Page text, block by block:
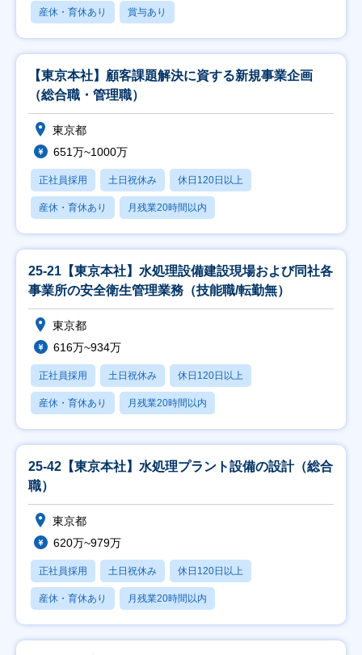
産休・育休あり 賞与あり
【東京本社】顧客課題解決に資する新規事業企画
（総合職・管理職）
東京都
651万~1000万
正社員採用 土日祝休み 休日120日以上
産休・育休あり 月残業20時間以内
25-21【東京本社】水処理設備建設現場および同社各
事業所の安全衛生管理業務（技能職/転勤無）
東京都
616万~934万
正社員採用 土日祝休み 休日120日以上
産休・育休あり 月残業20時間以内
25-42【東京本社】水処理プラント設備の設計（総合
職）
東京都
620万~979万
正社員採用 土日祝休み 休日120日以上
産休・育休あり 月残業20時間以内